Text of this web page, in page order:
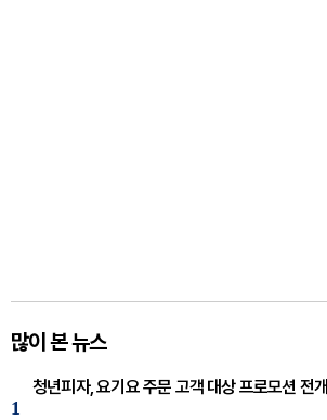
많이 본 뉴스
1
청년피자, 요기요 주문 고객 대상 프로모션 전개